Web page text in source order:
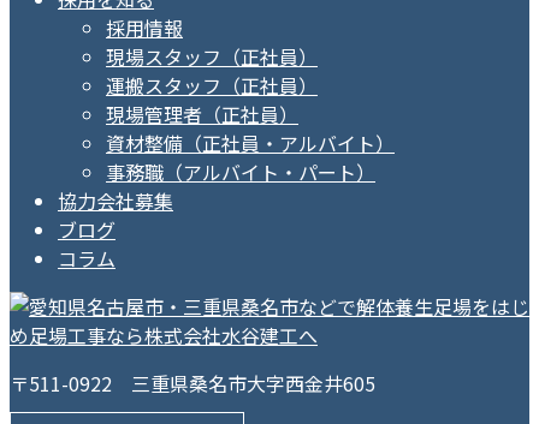
採用情報
現場スタッフ（正社員）
運搬スタッフ（正社員）
現場管理者（正社員）
資材整備（正社員・アルバイト）
事務職（アルバイト・パート）
協力会社募集
ブログ
コラム
〒511-0922 三重県桑名市大字西金井605